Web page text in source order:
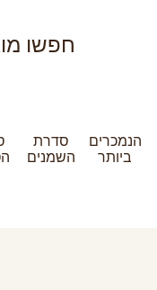
חפשו
הנמכרים
ביותר
סדרת
השמנים